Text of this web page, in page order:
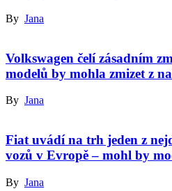
By Jana
Volkswagen čelí zásadním
modelů by mohla zmizet z
By Jana
Fiat uvádí na trh jeden z
vozů v Evropě – mohl by
By Jana